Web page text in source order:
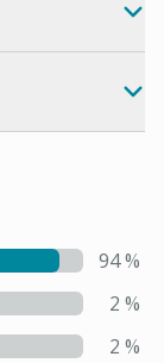
94%
2 %
2 %